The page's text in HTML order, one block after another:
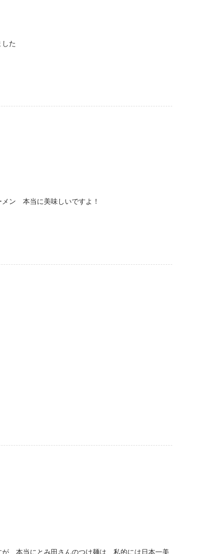
た
ン 本当に美味しいですよ！
本当にとみ田さんのつけ麺は 私的には日本一美